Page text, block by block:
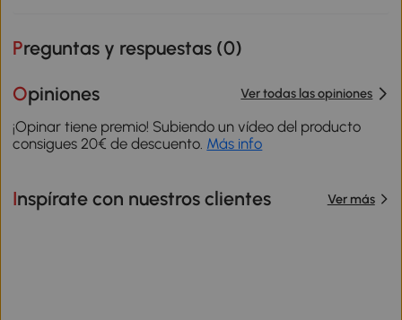
Preguntas y respuestas (0)
Opiniones Ver todas las opiniones
¡Opinar tiene premio! Subiendo un vídeo del producto
consigues 20€ de descuento. Más info
Inspírate con nuestros clientes Ver más